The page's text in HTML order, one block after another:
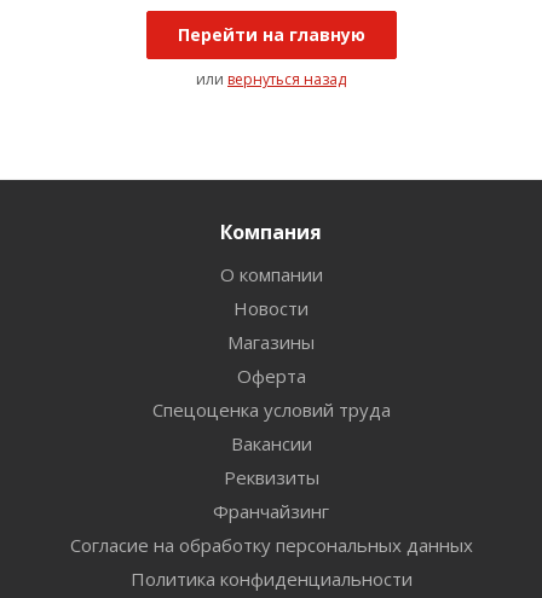
Перейти на главную
или вернуться назад
Компания
О компании
Новости
Магазины
Оферта
Спецоценка условий труда
Вакансии
Реквизиты
Франчайзинг
Согласие на обработку персональных данных
Политика конфиденциальности